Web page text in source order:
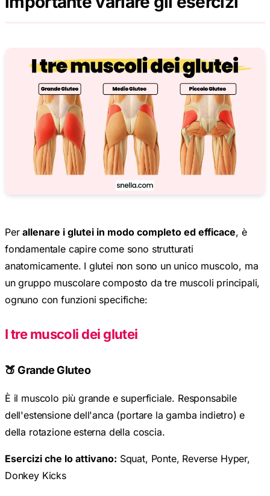
Per allenare i glutei in modo completo ed efficace
, è
fondamentale capire come sono strutturati
anatomicamente. I glutei non sono un unico muscolo, ma
un gruppo muscolare composto da tre muscoli principali,
ognuno con funzioni specifiche:
I tre muscoli dei glutei
🍑 Grande Gluteo
È il muscolo più grande e superficiale. Responsabile
dell'estensione dell'anca (portare la gamba indietro) e
della rotazione esterna della coscia.
Esercizi che lo attivano: Squat, Ponte, Reverse Hyper,
Donkey Kicks